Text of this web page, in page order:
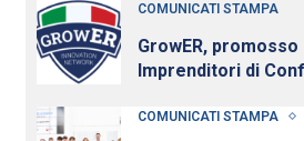
COMUNICATI STAMPA
GrowER, promosso
Imprenditori di
cresce e diventa
COMUNICATI STAMPA